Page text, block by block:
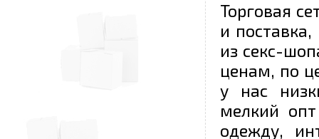
Торговая
и
из секс-
ценам, по
у нас
мелкий
одежду,